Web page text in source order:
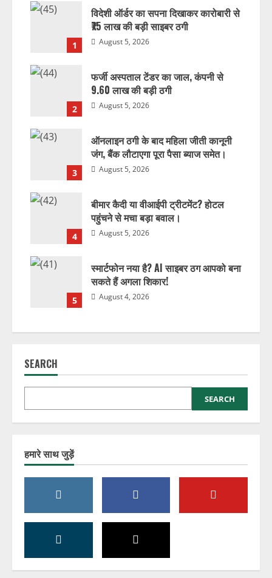
1
विदेशी ऑर्डर का सपना दिखाकर कारोबारी से
₹75 लाख की बड़ी साइबर ठगी
August 5, 2026
2
फर्जी अस्पताल टेंडर का जाल, कंपनी से
9.60 लाख की बड़ी ठगी
August 5, 2026
3
ऑनलाइन ठगी के बाद महिला जीती कानूनी
जंग, बैंक लौटाएगा पूरा पैसा ब्याज समेत।
August 5, 2026
4
बीमार कैदी या वीआईपी ट्रीटमेंट? होटल
पहुंचने से मचा बड़ा बवाल।
August 5, 2026
5
स्मार्टफोन नया है? AI साइबर ठग आपको बना
सकते हैं अगला शिकार!
August 4, 2026
SEARCH
SEARCH
हमारे साथ जुड़ें